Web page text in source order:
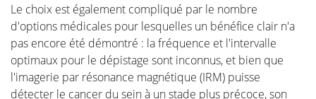
Le choix est également compliqué par le nombre
d'options médicales pour lesquelles un bénéfice clair n'a
pas encore été démontré : la fréquence et l'intervalle
optimaux pour le dépistage sont inconnus, et bien que
l'imagerie par résonance magnétique (IRM) puisse
détecter le cancer du sein à un stade plus précoce, son